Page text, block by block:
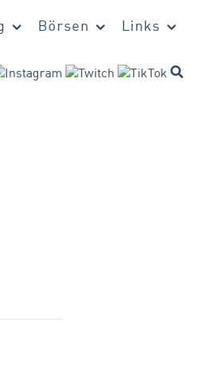
Börsen Links